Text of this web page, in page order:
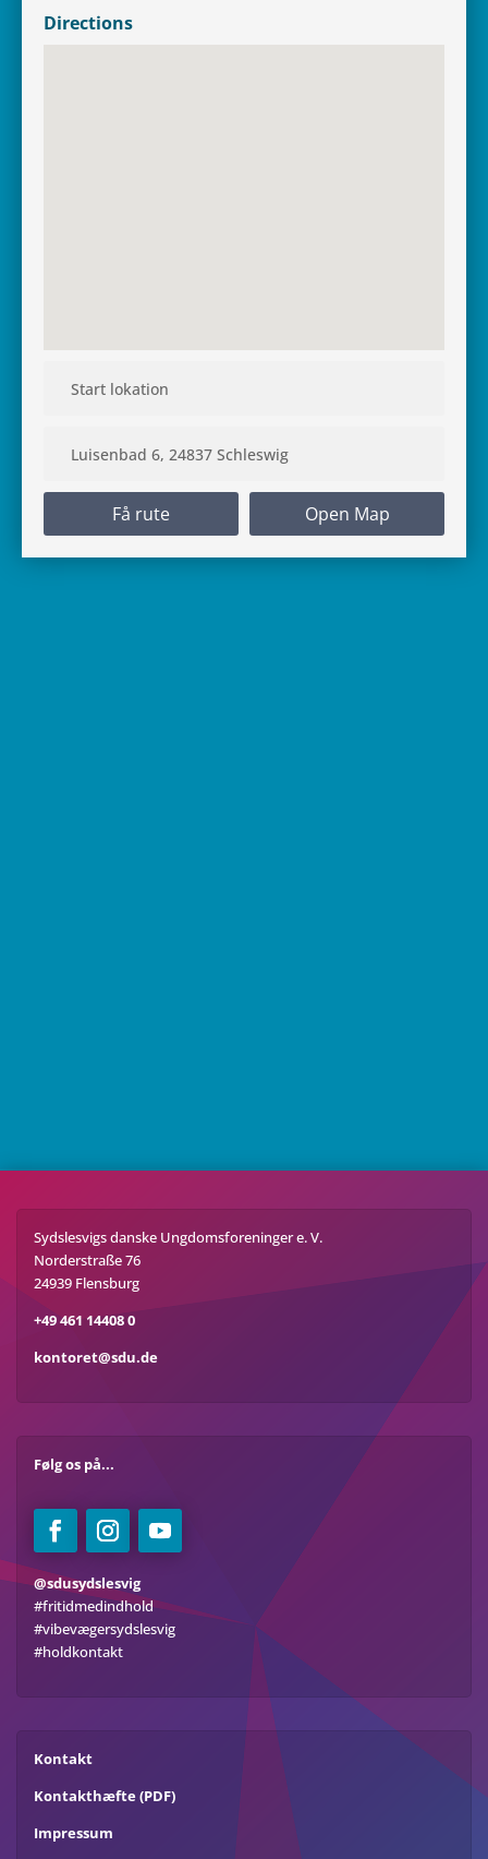
Directions
Få rute Open Map
Sydslesvigs danske Ungdomsforeninger e. V.
Norderstraße 76
24939 Flensburg
+49 461 14408 0
kontoret@sdu.de
Følg os på...
@sdusydslesvig
#fritidmedindhold
#vibevægersydslesvig
#holdkontakt
Kontakt
Kontakthæfte (PDF)
Impressum